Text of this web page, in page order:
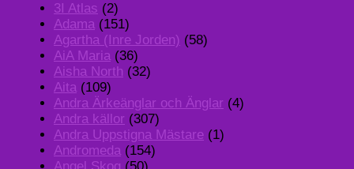
3I Atlas (2)
Adama (151)
Agartha (Inre Jorden) (58)
AiA Maria (36)
Aisha North (32)
Aita (109)
Andra Ärkeänglar och Änglar (4)
Andra källor (307)
Andra Uppstigna Mästare (1)
Andromeda (154)